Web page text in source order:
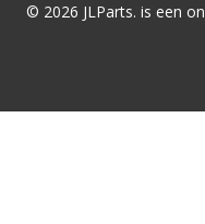
© 2026 JLParts. is een